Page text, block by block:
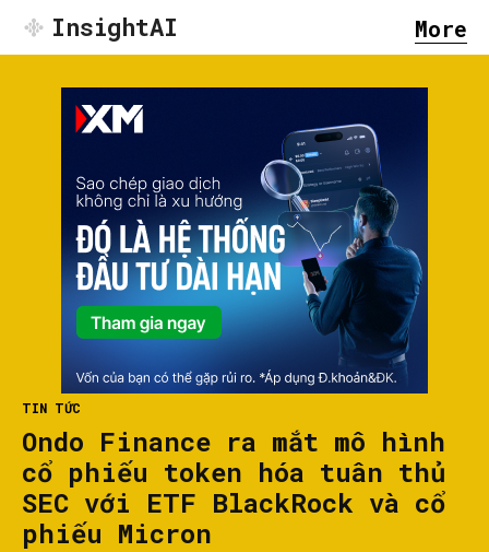
InsightAI More
TIN TỨC
Ondo Finance ra mắt mô hình
cổ phiếu token hóa tuân thủ
SEC với ETF BlackRock và cổ
phiếu Micron